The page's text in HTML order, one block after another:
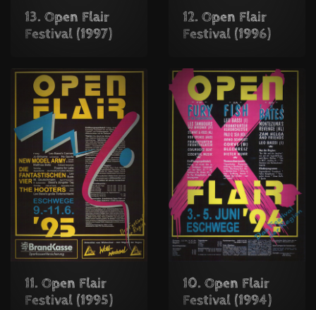
13. Open Flair
Festival (1997)
12. Open Flair
Festival (1996)
11. Open Flair
Festival (1995)
10. Open Flair
Festival (1994)